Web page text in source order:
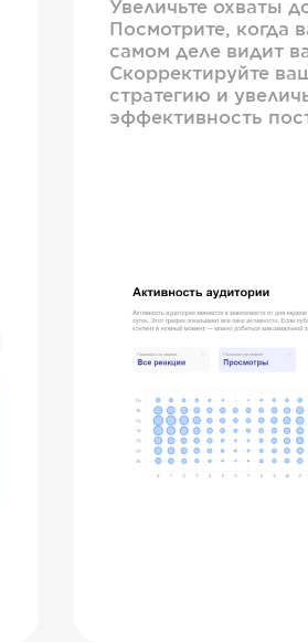
Увеличьте охваты
Посмотрите, когда
самом деле видит
Скорректируйте
стратегию и
эффективность